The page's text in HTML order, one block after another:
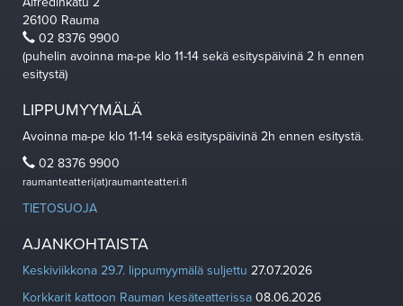
26100 Rauma
02 8376 9900
(puhelin avoinna ma-pe klo 11-14 sekä esityspäivinä 2 h ennen
esitystä)
LIPPUMYYMÄLÄ
Avoinna ma-pe klo 11-14 sekä esityspäivinä 2h ennen esitystä.
02 8376 9900
raumanteatteri(at)raumanteatteri.fi
TIETOSUOJA
AJANKOHTAISTA
Keskiviikkona 29.7. lippumyymälä suljettu 27.07.2026
Korkkarit kattoon Rauman kesäteatterissa 08.06.2026